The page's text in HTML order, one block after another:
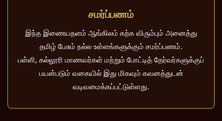
சமர்ப்பணம்
இந்த இணையதளம் ஆங்கிலம் கற்க விரும்பும் அனைத்து
தமிழ் பேசும் நல்ல உள்ளங்களுக்கும் சமர்ப்பணம்.
பள்ளி, கல்லூரி மாணவர்கள் மற்றும் போட்டித் தேர்வர்களுக்குப்
பயன்படும் வகையில் இது மிகவும் கவனத்துடன்
வடிவமைக்கப்பட்டுள்ளது.